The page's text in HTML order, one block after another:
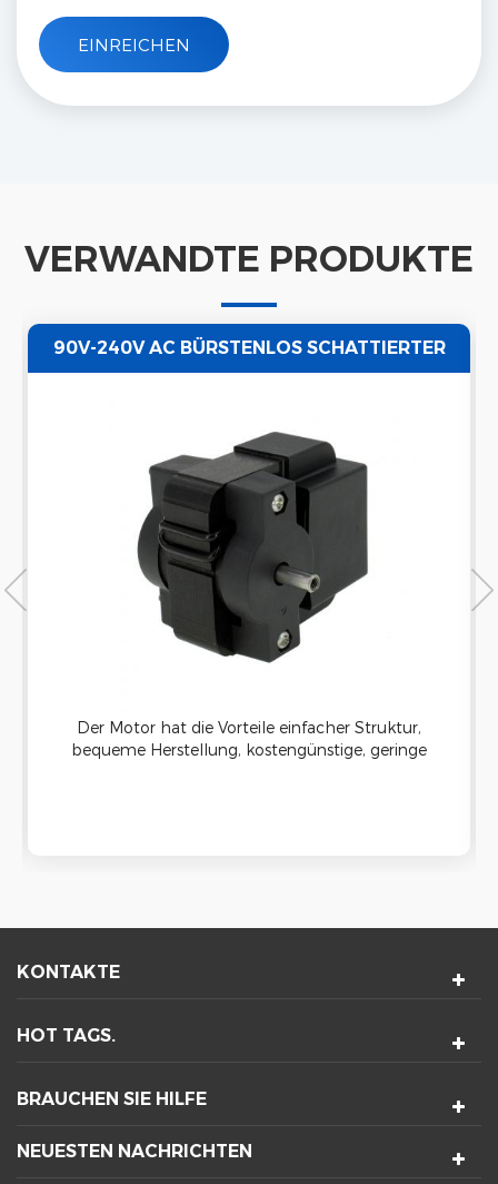
VERWANDTE PRODUKTE
90V-240V AC BÜRSTENLOS SCHATTIERTER
Der Motor hat die Vorteile einfacher Struktur,
bequeme Herstellung, kostengünstige, geringe
KONTAKTE
HOT TAGS.
BRAUCHEN SIE HILFE
NEUESTEN NACHRICHTEN